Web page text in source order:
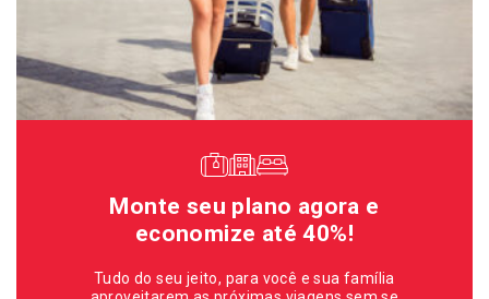
Monte seu plano agora e
economize até 40%!
Tudo do seu jeito, para você e sua família